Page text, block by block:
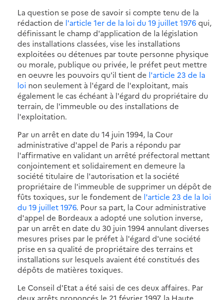
La question se pose de savoir si compte tenu de la
rédaction de l'article 1er de la loi du 19 juillet 1976qui,
définissant le champ d'application de la législation
des installations classées, vise les installations
exploitées ou détenues par toute personne physique
ou morale, publique ou privée, le préfet peut mettre
en oeuvre les pouvoirs qu'il tient de l'article 23 de la
loi non seulement à l'égard de l'exploitant, mais
également le cas échéant à l'égard du propriétaire du
terrain, de l'immeuble ou des installations de
l'exploitation.
Par un arrêt en date du 14 juin 1994, la Cour
administrative d'appel de Paris a répondu par
l'affirmative en validant un arrêté préfectoral mettant
conjointement et solidairement en demeure la
société titulaire de l'autorisation et la société
propriétaire de l'immeuble de supprimer un dépôt de
fûts toxiques, sur le fondement de l'article 23 de la loi
du 19 juillet 1976. Pour sa part, la Cour administrative
d'appel de Bordeaux a adopté une solution inverse,
par un arrêt en date du 30 juin 1994 annulant diverses
mesures prises par le préfet à l'égard d'une société
prise en sa qualité de propriétaire des terrains et
installations sur lesquels avaient été constitués des
dépôts de matières toxiques.
Le Conseil d'Etat a été saisi de ces deux affaires. Par
deux arrêts prononcés le 21 février 1997, la Haute